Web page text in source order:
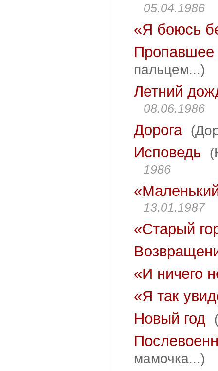
05.04.1986
«Я боюсь
Пропавшее
пальцем...)
Летний
08.06.1986
Дорога
Исповедь
1986
13.01.1987
«Старый
«И ничего
«Я так
Новый год
мамочка...)